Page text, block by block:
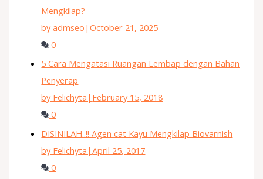
Mengkilap?
by admseo |October 21, 2025
0
5 Cara Mengatasi Ruangan Lembap dengan Bahan
Penyerap
by Felichyta | February 15, 2018
0
DISINILAH..!! Agen cat Kayu Mengkilap Biovarnish
by Felichyta |April 25, 2017
0